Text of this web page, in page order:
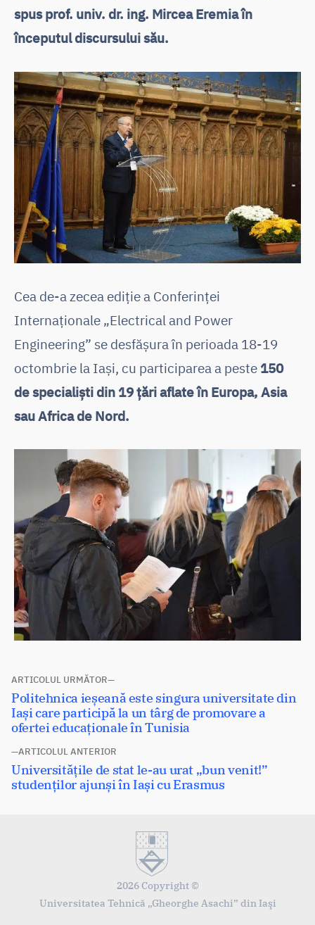
spus prof. univ. dr. ing. Mircea Eremia în
începutul discursului său.
Cea de-a zecea ediție a Conferinței
Internaționale „Electrical and Power
Engineering” se desfășura în perioada 18-19
octombrie la Iași, cu participarea a peste 150
de specialiști din 19 țări aflate în Europa, Asia
sau Africa de Nord.
Navigare
în
articole
ARTICOLUL ANTERIOR
Articolul
anterior:
Universitățile de stat le-au urat „bun venit!”
studenților ajunși în Iași cu Erasmus
ARTICOLUL URMĂTOR
Articolul
următor:
Politehnica ieșeană este singura universitate din
Iași care participă la un târg de promovare a
ofertei educaționale în Tunisia
2026 Copyright ©
Universitatea Tehnică „Gheorghe Asachi” din Iaşi